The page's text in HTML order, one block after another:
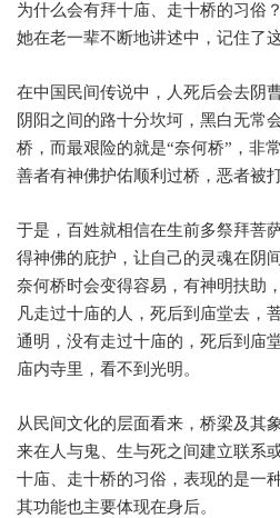
为什么会有拜十庙、走十桥的习俗
她在老一辈不断地讲述中，记住了
在中国民间传说中，人死后会去阴
阴阳之间的路十分坎坷，黑白无常
桥，而最艰险的就是“奈何桥” ，非
善者有神佛护佑顺利过桥，恶者被
于是，百姓就相信在生前多祭拜菩
得神佛的庇护，让自己的灵魂在阴
奈何桥时会变得容易，有神明扶助
凡走过十庙的人，死后到庙堂去，
通明，没有走过十庙的，死后到庙
庙内寺里，看不到光明。
从民间文化的层面看来，桥梁及其
来在人与鬼、生与死之间建立联系
十庙、走十桥的习俗，表现的是一
其功能也主要体现在身后。